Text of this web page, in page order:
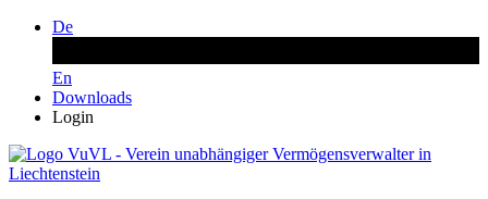
De
En
Downloads
Login